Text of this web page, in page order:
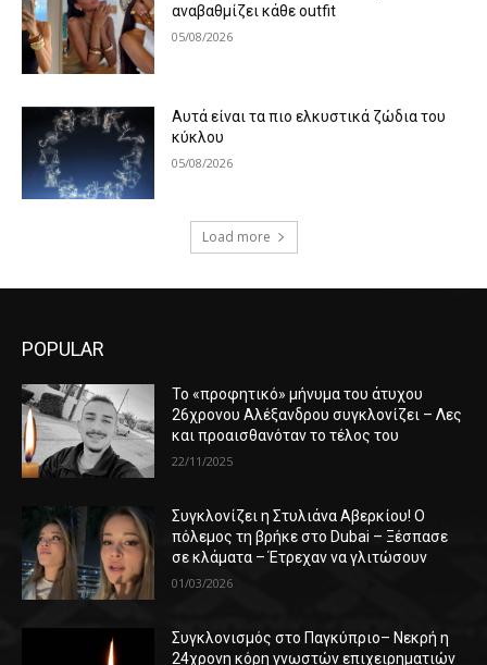
αναβαθμίζει κάθε outfit
05/08/2026
Αυτά είναι τα πιο ελκυστικά ζώδια του
κύκλου
05/08/2026
Load more
POPULAR
Το «προφητικό» μήνυμα του άτυχου
26χρονου Αλέξανδρου συγκλονίζει – Λες
και προαισθανόταν το τέλος του
22/11/2025
Συγκλονίζει η Στυλιάνα Αβερκίου! Ο
πόλεμος τη βρήκε στο Dubai – Ξέσπασε
σε κλάματα – Έτρεχαν να γλιτώσουν
01/03/2026
Συγκλονισμός στο Παγκύπριο– Νεκρή η
24χρονη κόρη γνωστών επιχειρηματιών